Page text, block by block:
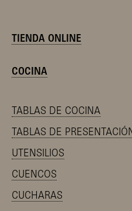
TIENDA ONLINE
COCINA
TABLAS DE COCINA
TABLAS DE
UTENSILIOS
CUENCOS
CUCHARAS